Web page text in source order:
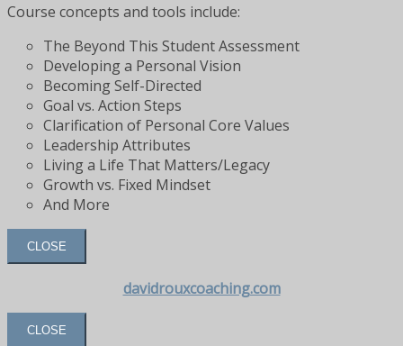
Course concepts and tools include:
The Beyond This Student Assessment
Developing a Personal Vision
Becoming Self-Directed
Goal vs. Action Steps
Clarification of Personal Core Values
Leadership Attributes
Living a Life That Matters/Legacy
Growth vs. Fixed Mindset
And More
CLOSE
davidrouxcoaching.com
CLOSE